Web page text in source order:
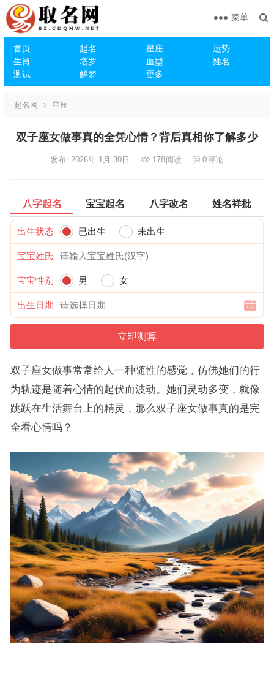
首页 起名 星座
运势
生肖
塔罗 血型
姓名
测试
解梦 更多
菜单
起名网 星座
双子座女做事真的全凭心情？背后真相你了解多少
发布: 2026年 1月 30日 178阅读 0评论
八字起名 宝宝起名 八字改名 姓名祥批
出生状态 已出生 未出生
宝宝姓氏
宝宝性别 男 女
出生日期
双子座女做事常常给人一种随性的感觉，仿佛她们的行
为轨迹是随着心情的起伏而波动。她们灵动多变，就像
跳跃在生活舞台上的精灵，那么双子座女做事真的是完
全看心情吗？